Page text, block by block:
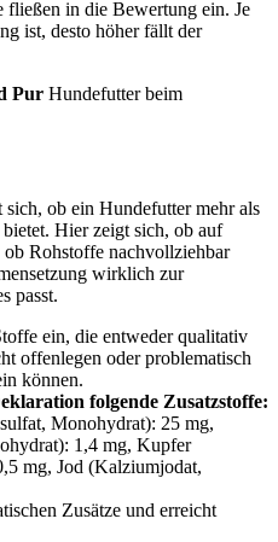
fließen in die Bewertung ein. Je
ist, desto höher fällt der
Pur Hundefutter beim
ob ein Hundefutter mehr als
Hier zeigt sich, ob auf
Rohstoffe nachvollziehbar
wirklich zur
passt.
ein, die entweder qualitativ
offenlegen oder problematisch
können.
folgende Zusatzstoffe:
Monohydrat): 25 mg,
1,4 mg, Kupfer
mg, Jod (Kalziumjodat,
Zusätze und erreicht